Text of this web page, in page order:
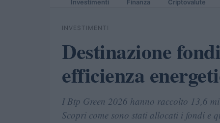
Investimenti Finanza Criptovalute
INVESTIMENTI
Destinazione
efficienza
I Btp Green 2026 hanno raccolto 13,6
Scopri come sono stati allocati i fondi e